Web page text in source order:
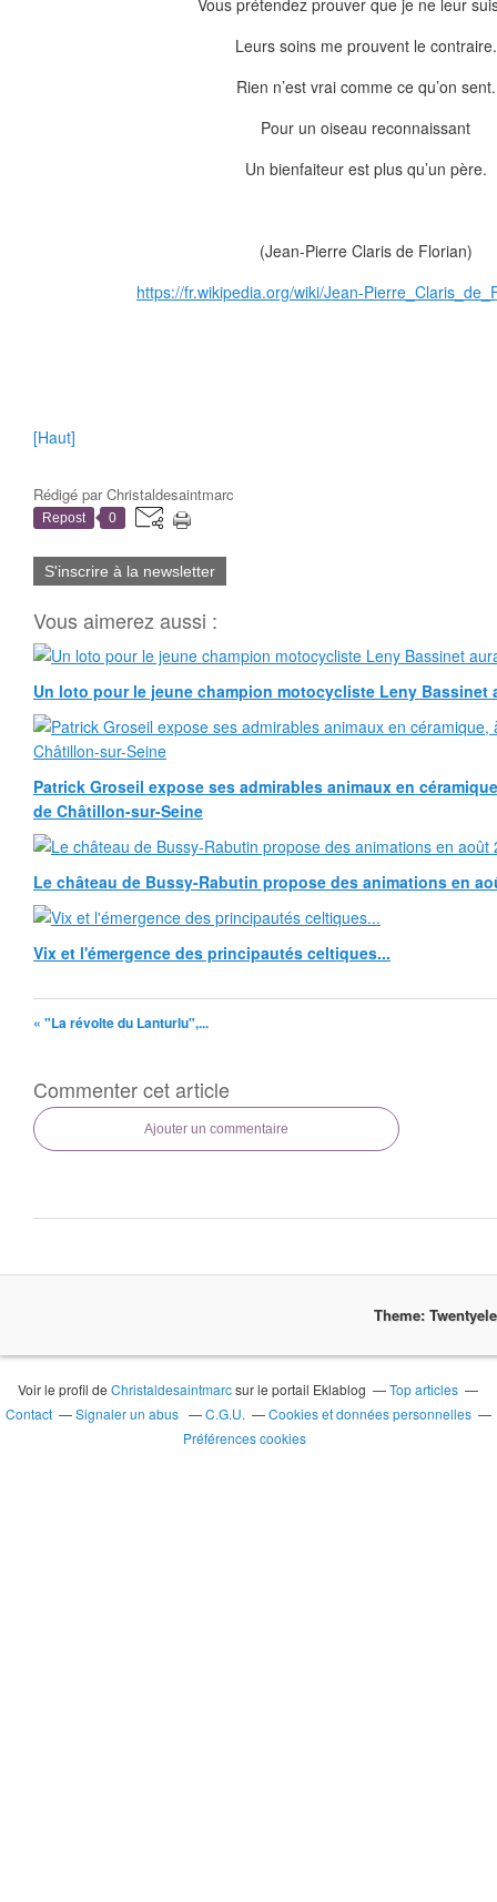
Vous prétendez prouver que je ne leur
Leurs soins me prouvent le contraire.
Rien n’est vrai comme ce qu’on sent.
Pour un oiseau reconnaissant
Un bienfaiteur est plus qu’un père.
(Jean-Pierre Claris de Florian)
https://fr.wikipedia.org/wiki/Jean-
[Haut]
Rédigé parChristaldesaintmarc
Repost 0
S'inscrire à la newsletter
Vous aimerez aussi :
Un loto pour le jeune champion motocycliste Leny Bassinet
Patrick Groseil expose ses admirables animaux en
de Châtillon-sur-Seine
Le château de Bussy-Rabutin propose des animations en
Vix et l'émergence des principautés celtiques...
« "La révolte du Lanturlu",...
Commenter cet article
Ajouter un commentaire
Theme:
Voir le profil deChristaldesaintmarcsur le portail Eklablog
Top articles
Contact
Signaler un abus C.G.U.
Cookies et données personnelles
Préférences cookies